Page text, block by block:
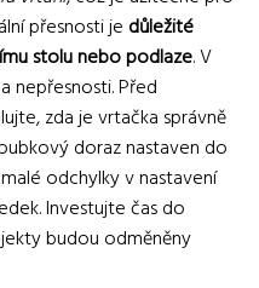
přesnosti je důležité
stolu nebo podlaze. V
nepřesnosti. Před
zda je vrtačka správně
doraz nastaven do
odchylky v nastavení
Investujte čas do
budou odměněny